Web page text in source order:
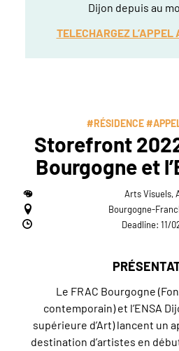
#RÉSIDENCE
Storefront
Bourgogne et
Arts Visuels,
Bourgogne-
Deadline: 11/
Le FRAC Bourgogne
contemporain) et l’ENSA
supérieure d’Art) lancent un
destination d’artistes en
Dijon depuis au
TELECHARGEZ L’APPEL